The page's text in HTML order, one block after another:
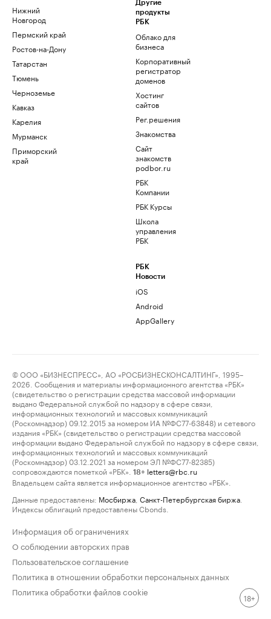
Нижний
Новгород
Пермский край
Ростов-на-Дону
Татарстан
Тюмень
Черноземье
Кавказ
Карелия
Мурманск
Приморский
край
Другие
продукты
РБК
Облако для
бизнеса
Корпоративный
регистратор
доменов
Хостинг
сайтов
Рег.решения
Знакомства
Сайт
знакомств
podbor.ru
РБК
Компании
РБК Курсы
Школа
управления
РБК
РБК
Новости
iOS
Android
AppGallery
© ООО «БИЗНЕСПРЕСС», АО «РОСБИЗНЕСКОНСАЛТИНГ», 1995–
2026. Сообщения и материалы информационного агентства «РБК»
(свидетельство о регистрации средства массовой информации
выдано Федеральной службой по надзору в сфере связи,
информационных технологий и массовых коммуникаций
(Роскомнадзор) 09.12.2015 за номером ИА №ФС77-63848) и сетевого
издания «РБК» (свидетельство о регистрации средства массовой
информации выдано Федеральной службой по надзору в сфере связи,
информационных технологий и массовых коммуникаций
(Роскомнадзор) 03.12.2021 за номером ЭЛ №ФС77-82385)
сопровождаются пометкой «РБК».
18+ letters@rbc.ru
Владельцем сайта является информационное агентство «РБК».
Данные предоставлены: Мосбиржа Санкт-Петербургская биржа
Индексы облигаций предоставлены Cbonds.
Информация об ограничениях
О соблюдении авторских прав
Пользовательское соглашение
Политика в отношении обработки персональных данных
Политика обработки файлов cookie
18+